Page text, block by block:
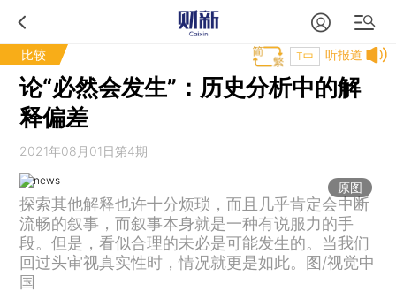
比较 听报道
T中
论“必然会发生”：历史分析中的解
释偏差
2021年08月01日第4期
原图
探索其他解释也许十分烦琐，而且几乎肯定会中断
流畅的叙事，而叙事本身就是一种有说服力的手
段。但是，看似合理的未必是可能发生的。当我们
回过头审视真实性时，情况就更是如此。图/视觉中
国